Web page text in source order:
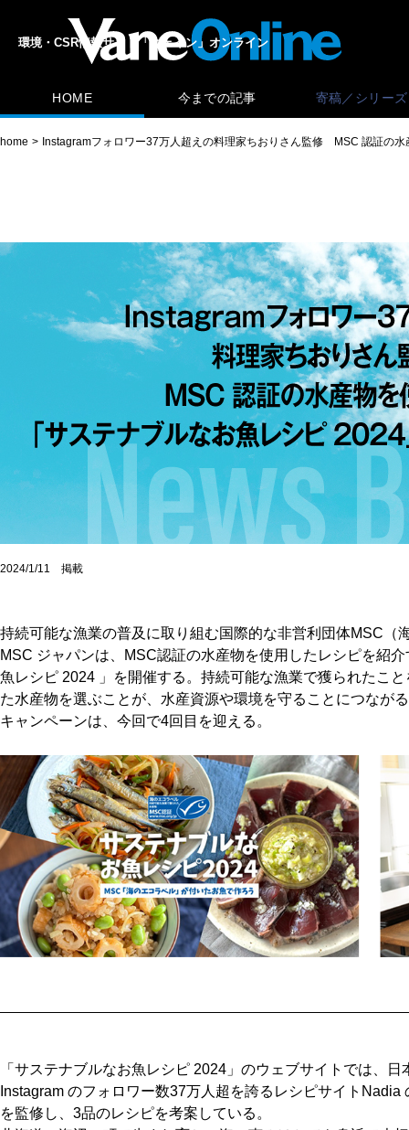
環境・CSR情報サイト「ヴェイン」オンライン
HOME 今までの記事 寄稿／シリーズ
home Instagramフォロワー37万人超えの料理家ちおりさん監修 MSC 認証の
2024/1/11 掲載
持続可能な漁業の普及に取り組む国際的な非営利団体MSC（
MSC ジャパンは、MSC認証の水産物を使用したレシピを紹
魚レシピ 2024 」を開催する。持続可能な漁業で獲られたこ
た水産物を選ぶことが、水産資源や環境を守ることにつなが
キャンペーンは、今回で4回目を迎える。
「サステナブルなお魚レシピ 2024」のウェブサイトでは、
Instagram のフォロワー数37万人超を誇るレシピサイト
を監修し、3品のレシピを考案している。